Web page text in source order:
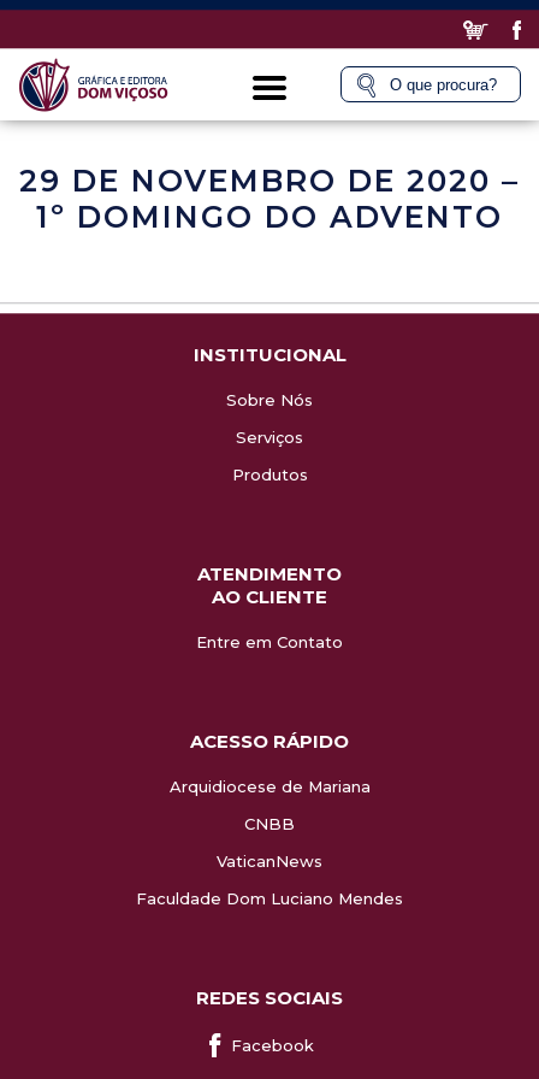
29 DE NOVEMBRO DE 2020 –
1º DOMINGO DO ADVENTO
INSTITUCIONAL
Sobre Nós
Serviços
Produtos
ATENDIMENTO
AO CLIENTE
Entre em Contato
ACESSO RÁPIDO
Arquidiocese de Mariana
CNBB
VaticanNews
Faculdade Dom Luciano Mendes
REDES SOCIAIS
Facebook